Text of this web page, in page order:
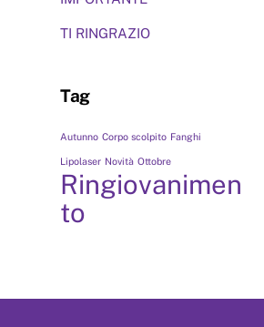
TI RINGRAZIO
Tag
Autunno Corpo scolpito Fanghi
Lipolaser Novità Ottobre
Ringiovanimen
to